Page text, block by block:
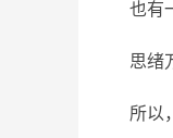
也有
思绪
所以